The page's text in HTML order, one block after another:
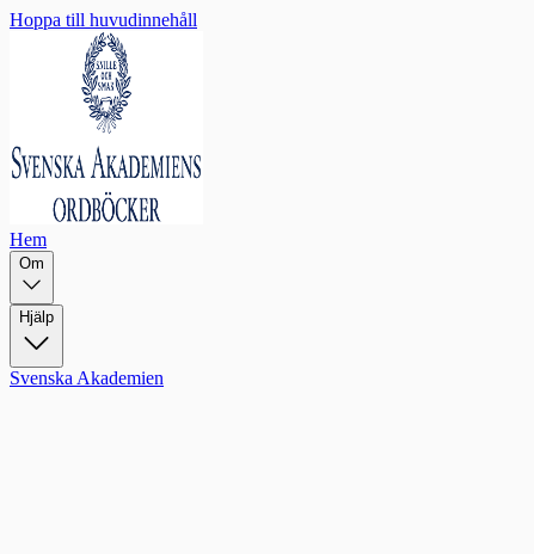
Hoppa till huvudinnehåll
Hem
Om
Hjälp
Svenska Akademien